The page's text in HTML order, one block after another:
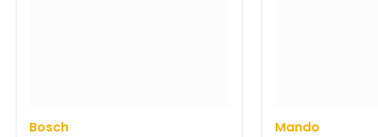
Bosch Mando